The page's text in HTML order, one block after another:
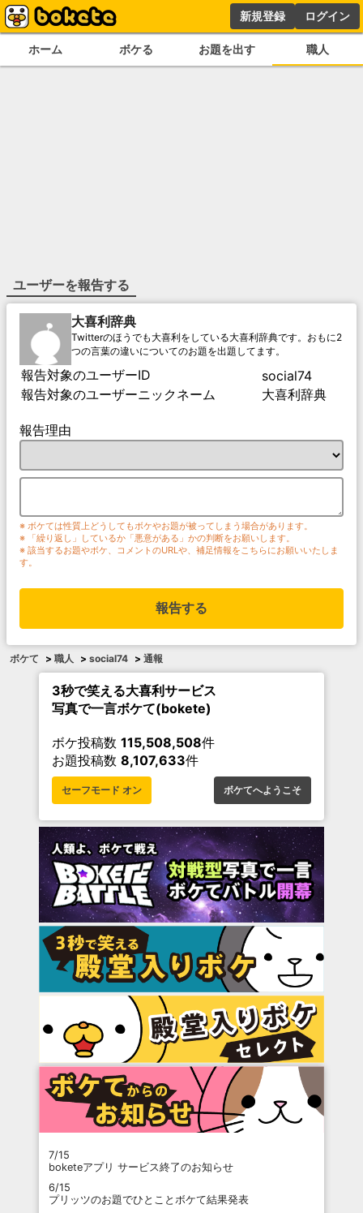
新規登録 ログイン
ホーム ボケる お題を出す 職人
ユーザーを報告する
大喜利辞典
Twitterのほうでも大喜利をしている大喜利辞典です。おもに2
つの言葉の違いについてのお題を出題してます。
報告対象のユーザーID
social74
報告対象のユーザーニックネーム
大喜利辞典
報告理由
※ ボケては性質上どうしてもボケやお題が被ってしまう場合があります。
※ 「繰り返し」しているか「悪意がある」かの判断をお願いします。
※ 該当するお題やボケ、コメントのURLや、補足情報をこちらにお願いいたしま
す。
報告する
ボケて > 職人 > social74 > 通報
3秒で笑える大喜利サービス
写真で一言ボケて(bokete)
ボケ投稿数 115,508,508件
お題投稿数 8,107,633件
セーフモード オン ボケてへようこそ
7/15
boketeアプリ サービス終了のお知らせ
6/15
プリッツのお題でひとことボケて結果発表